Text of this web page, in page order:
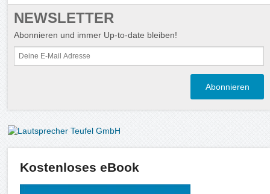
NEWSLETTER
Abonnieren und immer Up-to-date bleiben!
Kostenloses eBook